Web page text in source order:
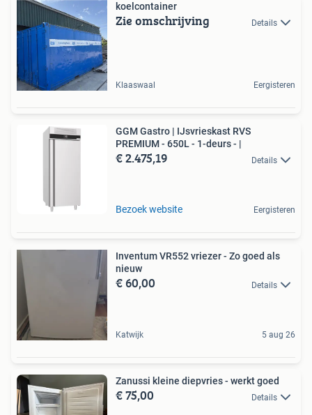
koelcontainer
Zie omschrijving Details
Klaaswaal Eergisteren
GGM Gastro | IJsvrieskast RVS
PREMIUM - 650L - 1-deurs - |
€ 2.475,19 Details
Bezoek website Eergisteren
Inventum VR552 vriezer - Zo goed als
nieuw
€ 60,00 Details
Katwijk 5 aug 26
Zanussi kleine diepvries - werkt goed
€ 75,00 Details